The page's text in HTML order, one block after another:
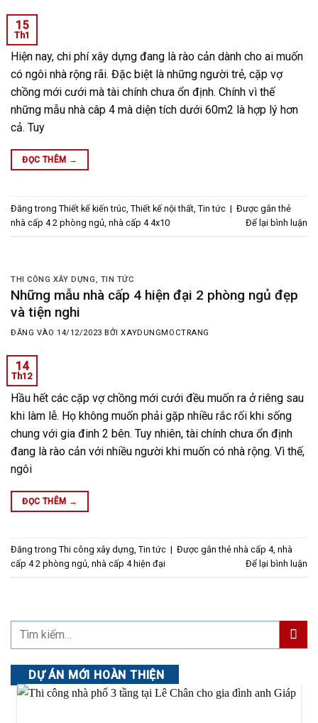
15
Th1
Hiện nay, chi phí xây dựng đang là rào cản dành cho ai muốn
có ngôi nhà rộng rãi. Đặc biệt là những người trẻ, cặp vợ
chồng mới cưới mà tài chính chưa ổn định. Chính vì thế
những mẫu nhà câp 4 mà diện tích dưới 60m2 là hợp lý hơn
cả. Tuy
ĐỌC THÊM →
Đăng trong Thiết kế kiến trúc Thiết kế nội thất Tin tức | Được gắn thẻ
nhà cấp 4 2 phòng ngủ nhà cấp 4 4x10 Để lại bình luận
THI CÔNG XÂY DỰNG TIN TỨC
Những mẫu nhà cấp 4 hiện đại 2 phòng ngủ đẹp
và tiện nghi
ĐĂNG VÀO14/12/2023 BỞIXAYDUNGMOCTRANG
14
Th12
Hầu hết các cặp vợ chồng mới cưới đều muốn ra ở riêng sau
khi làm lễ. Họ không muốn phải gặp nhiều rắc rối khi sống
chung với gia đinh 2 bên. Tuy nhiên, tài chính chưa ổn định
đang là rào cản với nhiều người khi muốn có nhà rộng. Vì thế,
ngôi
ĐỌC THÊM →
Đăng trong Thi công xây dựng, Tin tức | Được gắn thẻ nhà cấp 4, nhà
cấp 4 2 phòng ngủ, nhà cấp 4 hiện đại Để lại bình luận
DỰ ÁN MỚI HOÀN THIỆN